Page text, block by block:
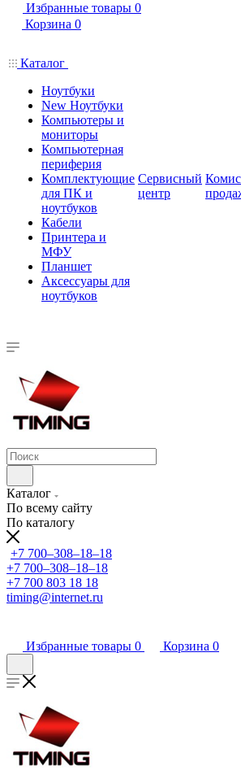
Избранные товары 0
Корзина 0
Каталог
Ноутбуки
New Ноутбуки
Компьютеры и
мониторы
Компьютерная
периферия
Комплектующие
для ПК и
ноутбуков
Кабели
Принтера и
МФУ
Планшет
Аксессуары для
ноутбуков
Сервисный
центр
Каталог
По всему сайту
По каталогу
+7 700‒308‒18‒18
+7 700‒308‒18‒18
+7 700 803 18 18
timing@internet.ru
Избранные товары 0 Корзина 0